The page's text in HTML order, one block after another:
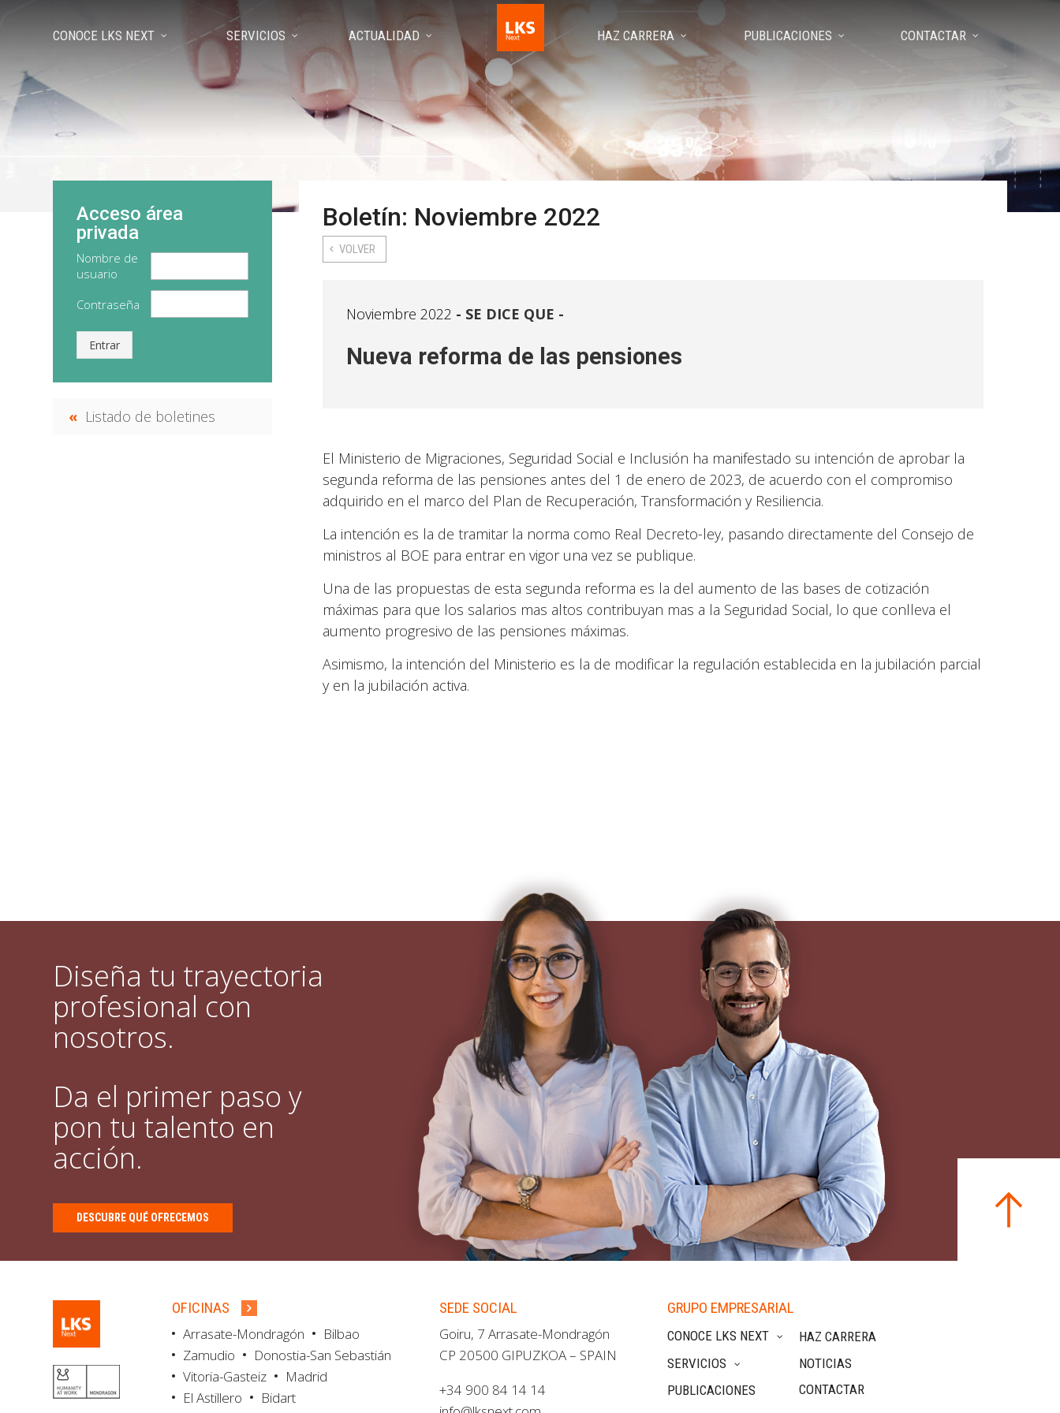
CONOCE LKS NEXT SERVICIOS ACTUALIDAD HAZ CARRERA PUBLICACIONES CONTACTAR
Boletín: Noviembre 2022
VOLVER
Noviembre 2022 SE DICE QUE -
Nueva reforma de las pensiones
El Ministerio de Migraciones, Seguridad Social e Inclusión ha manifestado su intención de aprobar la
segunda reforma de las pensiones antes del 1 de enero de 2023, de acuerdo con el compromiso
adquirido en el marco del Plan de Recuperación, Transformación y Resiliencia.
La intención es la de tramitar la norma como Real Decreto-ley, pasando directamente del Consejo de
ministros al BOE para entrar en vigor una vez se publique.
Una de las propuestas de esta segunda reforma es la del aumento de las bases de cotización
máximas para que los salarios mas altos contribuyan mas a la Seguridad Social, lo que conlleva el
aumento progresivo de las pensiones máximas.
Asimismo, la intención del Ministerio es la de modificar la regulación establecida en la jubilación parcial
y en la jubilación activa.
Acceso área
privada
Nombre de
usuario
Contraseña
Entrar
Listado de boletines
Diseña tu trayectoria
profesional con
nosotros.
Da el primer paso y
pon tu talento en
acción.
DESCUBRE QUÉ OFRECEMOS
OFICINAS
Arrasate-Mondragón
Bilbao
Zamudio
Donostia-San Sebastián
Vitoria-Gasteiz
Madrid
El Astillero
Bidart
SEDE SOCIAL
Goiru, 7 Arrasate-Mondragón
CP 20500 GIPUZKOA – SPAIN
+34 900 84 14 14
GRUPO EMPRESARIAL
CONOCE LKS NEXT
SERVICIOS
PUBLICACIONES
HAZ CARRERA
NOTICIAS
CONTACTAR